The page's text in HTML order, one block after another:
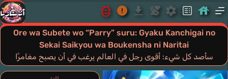
Ore wa Subete wo “Parry” suru: Gyaku Kanchigai no
Sekai Saikyou wa Boukensha ni Naritai
سأصد كل شيء: أقوى رجل في العالم يرغب في أن يصبح مغامرًا